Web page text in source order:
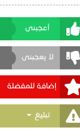
أعجبنى
لا يعجبنى
إضافة للمفضلة
تبليغ